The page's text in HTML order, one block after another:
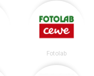
Fotolab